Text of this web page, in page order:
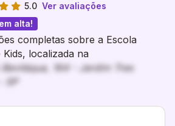
5.0 Ver avaliações
alta!
completas sobre a Escola
localizada na
164 - Jardim Tres
SP